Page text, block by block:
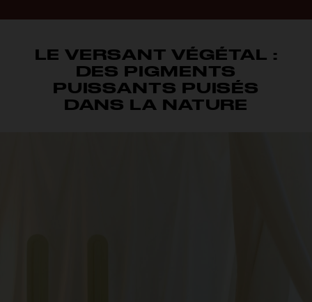
LE VERSANT VÉGÉTAL :
DES PIGMENTS
PUISSANTS PUISÉS
DANS LA NATURE